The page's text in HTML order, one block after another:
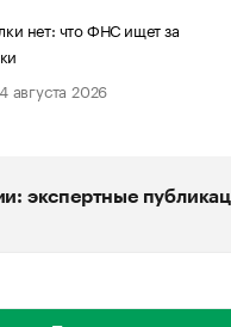
нет: что ФНС ищет за
4 августа 2026
экспертные